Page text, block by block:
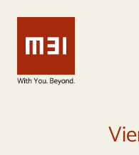
Vai
contenuto